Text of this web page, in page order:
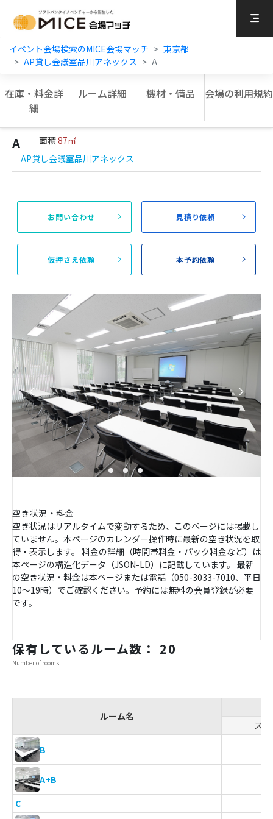
イベント会場検索のMICE会場マッチ
東京都
AP貸し会議室品川アネックス
A
在庫・料金詳
細
ルーム詳細 機材・備品 会場の利用規約
A 面積87㎡
AP貸し会議室品川アネックス
お問い合わせ 見積り依頼
仮押さえ依頼 本予約依頼
空き状況・料金
空き状況はリアルタイムで変動するため、このページには掲載し
ていません。本ページのカレンダー操作時に最新の空き状況を取
得・表示します。 料金の詳細（時間帯料金・パック料金など）は
本ページの構造化データ（JSON-LD）に記載しています。 最新
の空き状況・料金は本ページまたは電話（050-3033-7010、平日
10〜19時）でご確認ください。予約には無料の会員登録が必要
です。
保有しているルーム数： 20
Number of rooms
ルーム名
ス
B
A+B
C